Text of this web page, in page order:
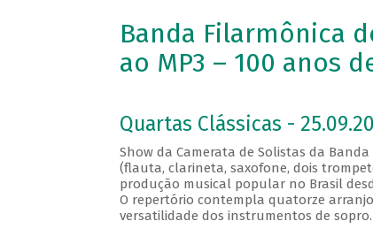
Banda Filarmônica
ao MP3 – 100 anos
Quartas Clássicas -
Show da Camerata de Solistas da
(flauta, clarineta, saxofone, dois
produção musical popular no Brasil
O repertório contempla quatorze
versatilidade dos instrumentos de sopro.